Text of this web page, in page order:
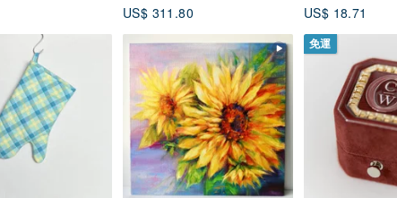
US$ 311.80
US$ 18.71
免運